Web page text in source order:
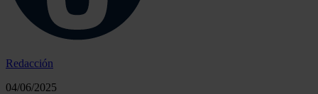
Redacción
04/06/2025